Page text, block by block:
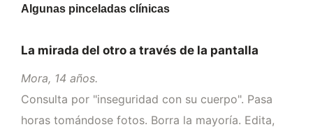
Algunas pinceladas clínicas
La mirada del otro a través de la pantalla
Mora, 14 años.
Consulta por "inseguridad con su cuerpo". Pasa
horas tomándose fotos. Borra la mayoría. Edita,